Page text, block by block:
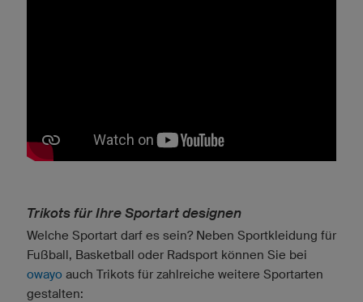
Trikots für Ihre Sportart designen
Welche Sportart darf es sein? Neben Sportkleidung für
Fußball, Basketball oder Radsport können Sie bei
owayo auch Trikots für zahlreiche weitere Sportarten
gestalten: